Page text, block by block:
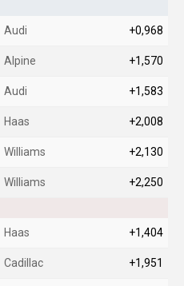
Audi +0,968
Alpine +1,570
Audi +1,583
Haas +2,008
Williams +2,130
Williams +2,250
Haas +1,404
Cadillac +1,951